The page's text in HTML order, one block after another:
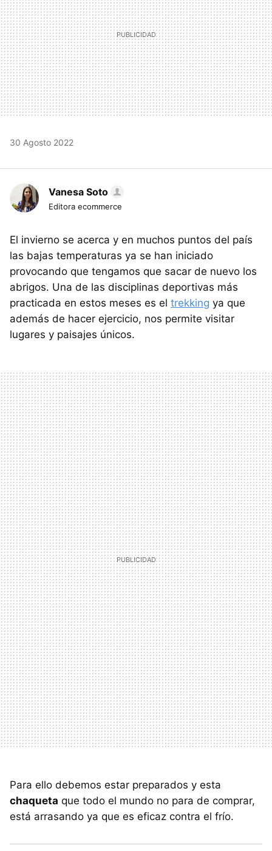
30 Agosto 2022
Vanesa Soto
Editora ecommerce
El invierno se acerca y en muchos puntos del país
las bajas temperaturas ya se han iniciado
provocando que tengamos que sacar de nuevo los
abrigos. Una de las disciplinas deportivas más
practicada en estos meses es el trekking ya que
además de hacer ejercicio, nos permite visitar
lugares y paisajes únicos.
Para ello debemos estar preparados y esta
chaqueta que todo el mundo no para de comprar,
está arrasando ya que es eficaz contra el frío.